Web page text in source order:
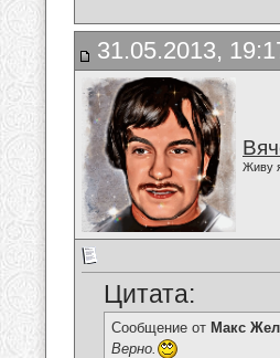
31.05.2013,
Живу
Цитата:
Сообщение от Макс
Верно.